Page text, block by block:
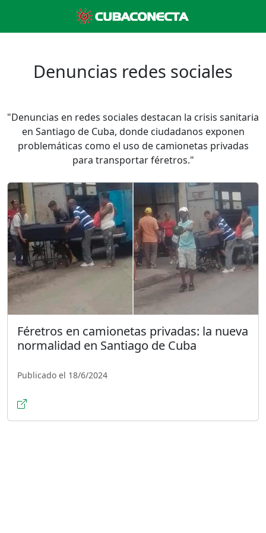
Denuncias redes sociales
"Denuncias en redes sociales destacan la crisis sanitaria
en Santiago de Cuba, donde ciudadanos exponen
problemáticas como el uso de camionetas privadas
para transportar féretros."
Féretros en camionetas privadas: la nueva
normalidad en Santiago de Cuba
Publicado el 18/6/2024